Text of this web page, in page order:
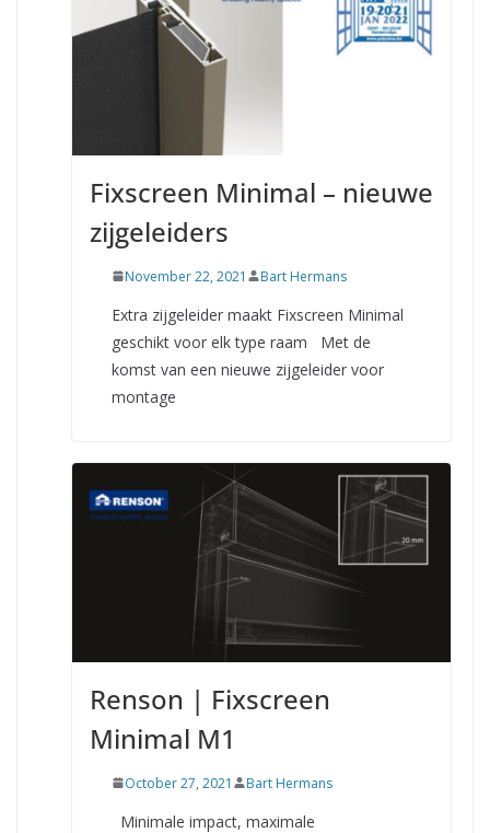
Fixscreen Minimal – nieuwe
zijgeleiders
November 22, 2021 Bart Hermans
Extra zijgeleider maakt Fixscreen Minimal
geschikt voor elk type raam Met de
komst van een nieuwe zijgeleider voor
montage
Renson | Fixscreen
Minimal M1
October 27, 2021 Bart Hermans
Minimale impact, maximale